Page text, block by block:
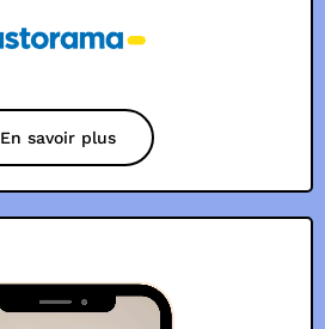
En savoir plus